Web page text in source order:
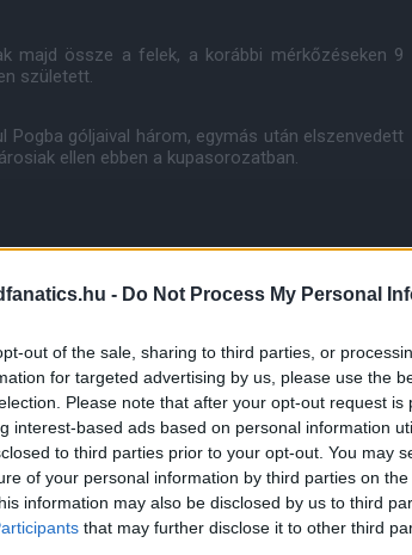
- Do Not Process My Personal
out of the sale, sharing to third parties, or
for targeted advertising by us, please use the
Please note that after your opt-out request is
interest-based ads based on personal information
to third parties prior to your opt-out. You may
of your personal information by third parties on the
information may also be disclosed by us to third
that may further disclose it to other third
majd össze a felek, a korábbi mérkőzéseken 9
született.
Pogba góljaival három, egymás után elszenvedett
ellen ebben a kupasorozatban.
negyedik összecsapásuk előtt a 2018-as
több jó mérkőzést is játszottunk ellenük és
és jól teljesíteni. Másodszor pedig jó lendületben
hogy jó formában maradjunk."
és fejlődnek. A mérkőzések egyre-másra
ben, akkor tudni fogjuk, hogy a döntőbe jutás a